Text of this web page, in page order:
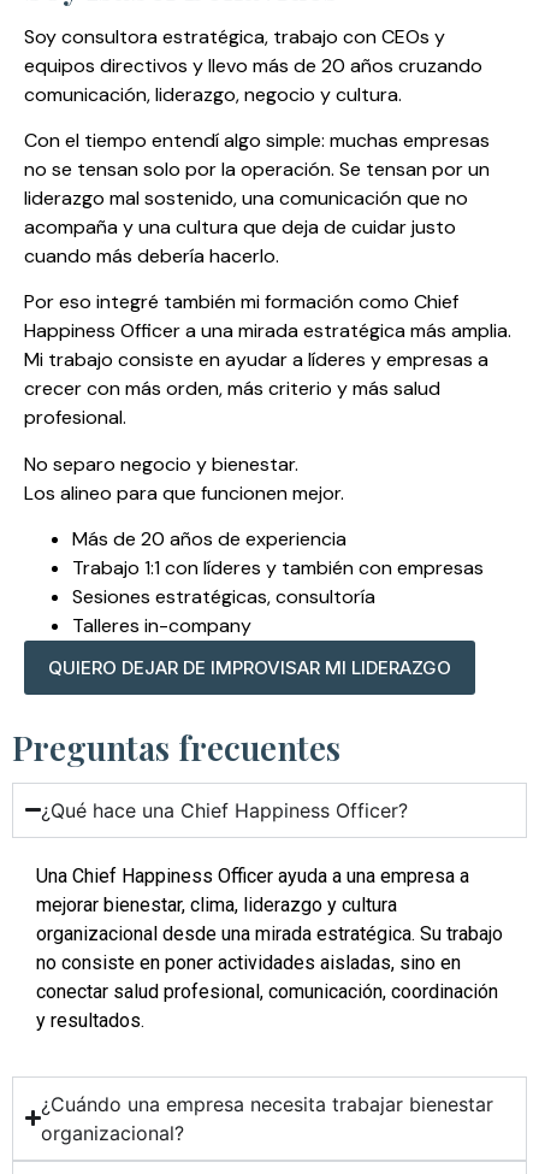
Soy consultora estratégica, trabajo con CEOs y
equipos directivos y llevo más de 20 años cruzando
comunicación, liderazgo, negocio y cultura.
Con el tiempo entendí algo simple: muchas empresas
no se tensan solo por la operación. Se tensan por un
liderazgo mal sostenido, una comunicación que no
acompaña y una cultura que deja de cuidar justo
cuando más debería hacerlo.
Por eso integré también mi formación como Chief
Happiness Officer a una mirada estratégica más amplia.
Mi trabajo consiste en ayudar a líderes y empresas a
crecer con más orden, más criterio y más salud
profesional.
No separo negocio y bienestar.
Los alineo para que funcionen mejor.
Más de 20 años de experiencia
Trabajo 1:1 con líderes y también con empresas
Sesiones estratégicas, consultoría
Talleres in-company
QUIERO DEJAR DE IMPROVISAR MI LIDERAZGO
Preguntas frecuentes
¿Qué hace una Chief Happiness Officer?
Una Chief Happiness Officer ayuda a una empresa a
mejorar bienestar, clima, liderazgo y cultura
organizacional desde una mirada estratégica. Su trabajo
no consiste en poner actividades aisladas, sino en
conectar salud profesional, comunicación, coordinación
y resultados.
¿Cuándo una empresa necesita trabajar bienestar
organizacional?